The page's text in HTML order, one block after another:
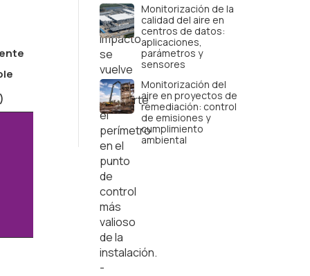
Monitorización de la
calidad del aire en
centros de datos:
aplicaciones,
parámetros y
sensores
Monitorización del
aire en proyectos de
remediación: control
de emisiones y
cumplimiento
ambiental